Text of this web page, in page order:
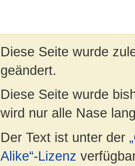
Diese Seite wurde
geändert.
Diese Seite wurde
wird nur alle Nase
Der Text ist unter der
Alike“-Lizenz